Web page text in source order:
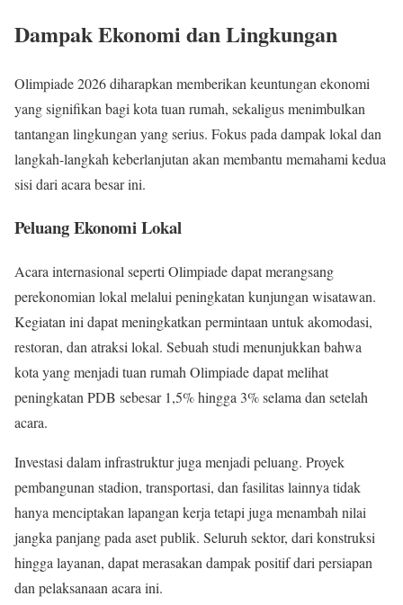
Dampak Ekonomi dan Lingkungan
Olimpiade 2026 diharapkan memberikan keuntungan ekonomi
yang signifikan bagi kota tuan rumah, sekaligus menimbulkan
tantangan lingkungan yang serius. Fokus pada dampak lokal dan
langkah-langkah keberlanjutan akan membantu memahami kedua
sisi dari acara besar ini.
Peluang Ekonomi Lokal
Acara internasional seperti Olimpiade dapat merangsang
perekonomian lokal melalui peningkatan kunjungan wisatawan.
Kegiatan ini dapat meningkatkan permintaan untuk akomodasi,
restoran, dan atraksi lokal. Sebuah studi menunjukkan bahwa
kota yang menjadi tuan rumah Olimpiade dapat melihat
peningkatan PDB sebesar 1,5% hingga 3% selama dan setelah
acara.
Investasi dalam infrastruktur juga menjadi peluang. Proyek
pembangunan stadion, transportasi, dan fasilitas lainnya tidak
hanya menciptakan lapangan kerja tetapi juga menambah nilai
jangka panjang pada aset publik. Seluruh sektor, dari konstruksi
hingga layanan, dapat merasakan dampak positif dari persiapan
dan pelaksanaan acara ini.